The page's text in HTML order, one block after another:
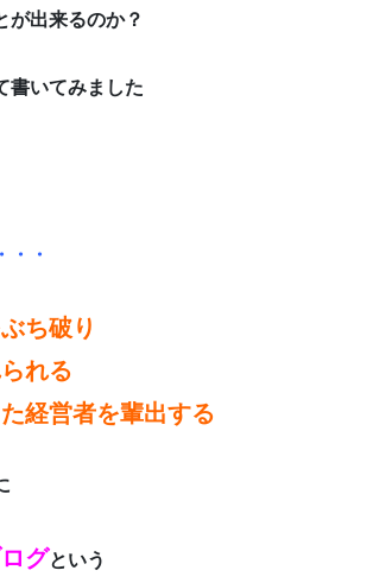
が出来るのか？
書いてみました
・・
ち破り
れる
経営者を輩出する
グという